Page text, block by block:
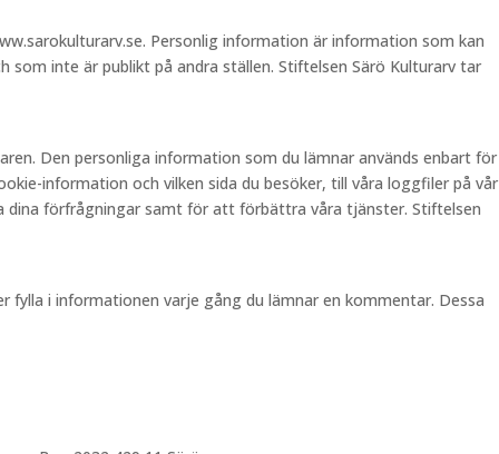
Personlig information är information som kan
inte är publikt på andra ställen. Stiftelsen Särö Kulturarv tar
Den personliga information som du lämnar används enbart för
information och vilken sida du besöker, till våra loggfiler på vår
dina förfrågningar samt för att förbättra våra tjänster. Stiftelsen
i informationen varje gång du lämnar en kommentar. Dessa